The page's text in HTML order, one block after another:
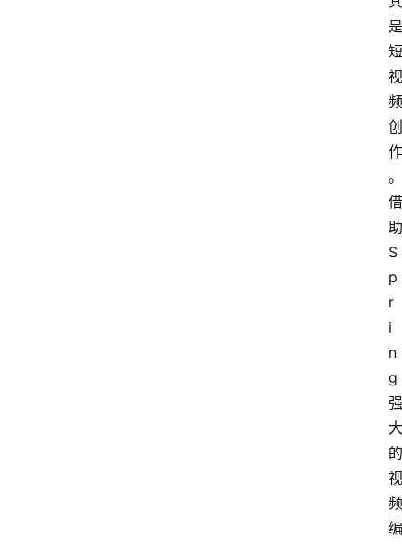
是
短
视
频
创
作
。
借
助
S
p
r
i
n
g
强
大
的
视
频
编